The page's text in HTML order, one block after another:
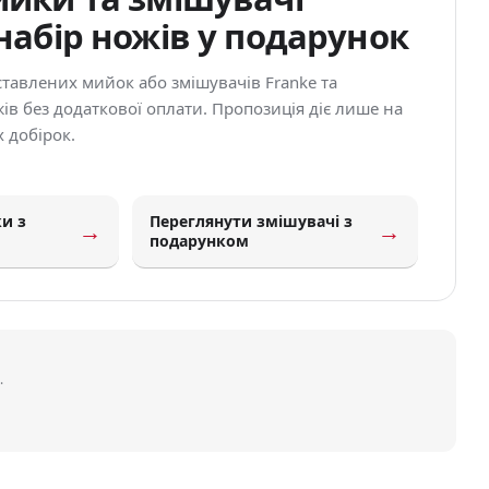
ножів у подарунок
мийок або змішувачів Franke та
без додаткової оплати. Пропозиція діє лише на
добірок.
з →
Переглянути змішувачі з
подарунком
→